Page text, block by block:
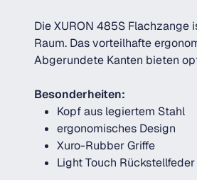
Die XURON 485S
Raum. Das vorteilhafte
Abgerundete Kanten bieten
Besonderheiten:
Kopf aus legiertem Stahl
ergonomisches Design
Xuro-Rubber Griffe
Light Touch Rückstellfeder